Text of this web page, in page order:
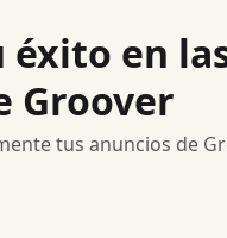
en
Groover
tus anuncios de